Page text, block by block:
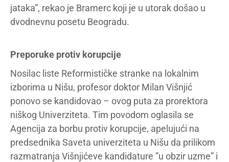
jataka”, rekao je Bramerc koji je u utorak došao u
dvodnevnu posetu Beogradu.
Preporuke protiv korupcije
Nosilac liste Reformističke stranke na lokalnim
izborima u Nišu, profesor doktor Milan Višnjić
ponovo se kandidovao – ovog puta za prorektora
niškog Univerziteta. Tim povodom oglasila se
Agencija za borbu protiv korupcije, apelujući na
predsednika Saveta univerziteta u Nišu da prilikom
razmatranja Višnjićeve kandidature ”u obzir uzme” i